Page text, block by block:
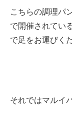
こちらの調理パ
で開催されてい
で足をお運びく
それではマルイ